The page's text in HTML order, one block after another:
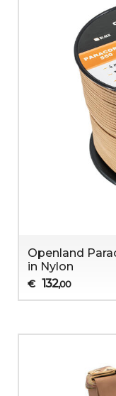
Openland
in Nylon
€ 132,00